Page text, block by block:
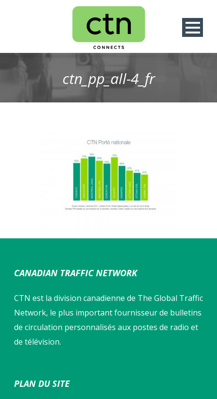
ctn_pp_all-4_fr
CANADIAN TRAFFIC NETWORK
CTN est la division canadienne de The Global Traffic
Network, le plus important fournisseur de bulletins
de circulation personnalisés aux postes de radio et
de télévision.
PLAN DU SITE